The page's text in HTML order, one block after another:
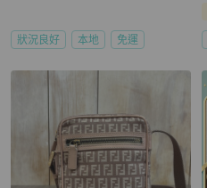
狀況良好 本地 免運